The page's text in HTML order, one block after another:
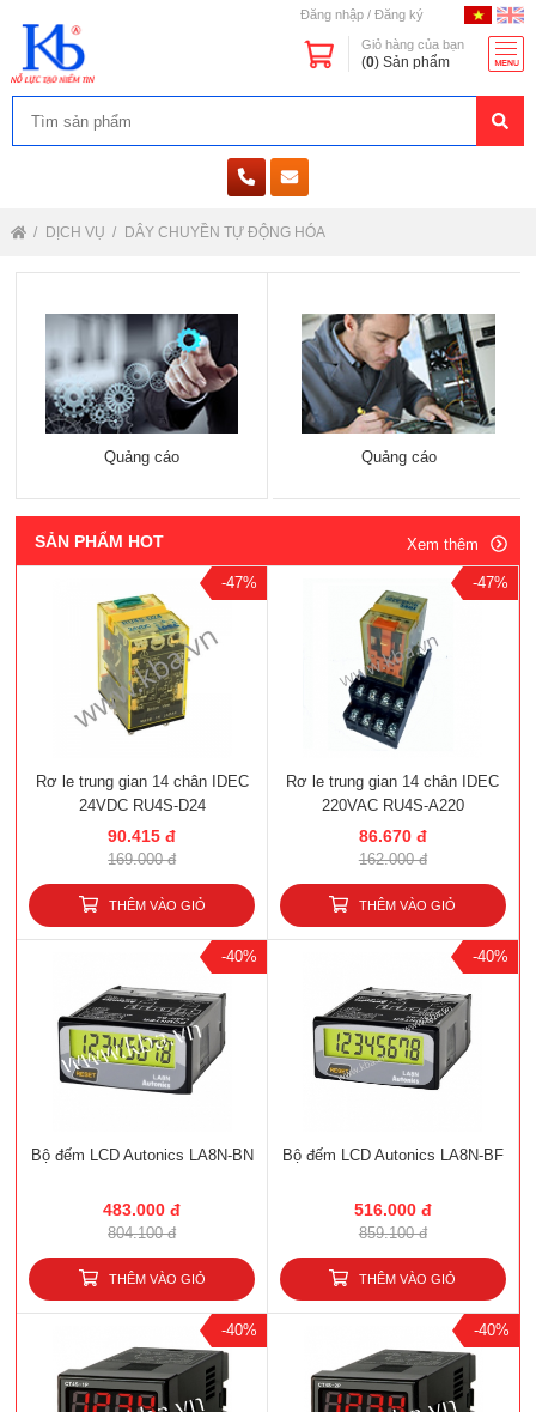
Đăng nhập / Đăng ký
Giỏ hàng của bạn
(0) Sản phẩm
DỊCH VỤ DÂY CHUYỀN TỰ ĐỘNG HÓA
Quảng cáo Quảng cáo
SẢN PHẨM HOT Xem thêm
-47%
Rơ le trung gian 14 chân IDEC
24VDC RU4S-D24
90.415 đ
169.000 đ
THÊM VÀO GIỎ
-47%
Rơ le trung gian 14 chân IDEC
220VAC RU4S-A220
86.670 đ
162.000 đ
THÊM VÀO GIỎ
-40%
Bộ đếm LCD Autonics LA8N-BN
483.000 đ
804.100 đ
THÊM VÀO GIỎ
-40%
Bộ đếm LCD Autonics LA8N-BF
516.000 đ
859.100 đ
THÊM VÀO GIỎ
-40% -40%